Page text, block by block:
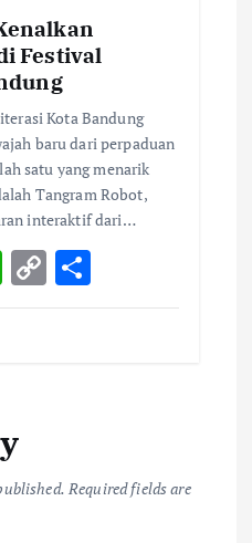
Festival
Kota Bandung
baru dari perpaduan
satu yang menarik
Tangram Robot,
interaktif dari…
W
h
p
p
C
o
k
S
h
Required fields are